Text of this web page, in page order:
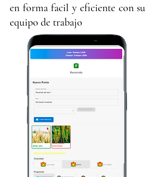
en forma facil y eficiente con su
equipo de trabajo